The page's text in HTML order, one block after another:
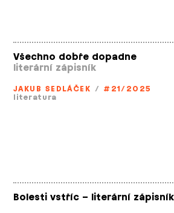
Všechno dobře dopadne
literární zápisník
JAKUB SEDLÁČEK / #21/2025
literatura
Bolesti vstříc – literární zápisník